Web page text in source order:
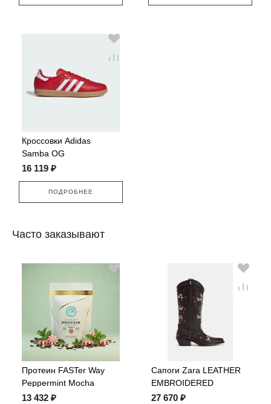
Кроссовки Adidas
Samba OG
16 119 ₽
ПОДРОБНЕЕ
Часто заказывают
Протеин FASTer Way
Peppermint Mocha
13 432 ₽
Сапоги Zara LEATHER
EMBROIDERED
COWBOY
27 670 ₽